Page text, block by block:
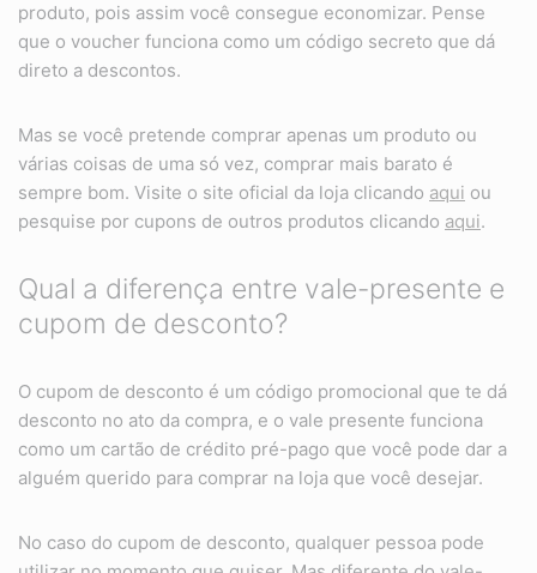
produto, pois assim você consegue economizar. Pense
que o voucher funciona como um código secreto que dá
direto a descontos.
Mas se você pretende comprar apenas um produto ou
várias coisas de uma só vez, comprar mais barato é
sempre bom. Visite o site oficial da loja clicando aqui ou
pesquise por cupons de outros produtos clicando aqui.
Qual a diferença entre vale-presente e
cupom de desconto?
O cupom de desconto é um código promocional que te dá
desconto no ato da compra, e o vale presente funciona
como um cartão de crédito pré-pago que você pode dar a
alguém querido para comprar na loja que você desejar.
No caso do cupom de desconto, qualquer pessoa pode